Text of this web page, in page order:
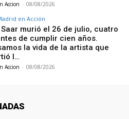
Accion - 08/08/2026
en Acción
Saar murió el 26 de julio, cuatro
de cumplir cien años.
la vida de la artista que
l…
Accion - 08/08/2026